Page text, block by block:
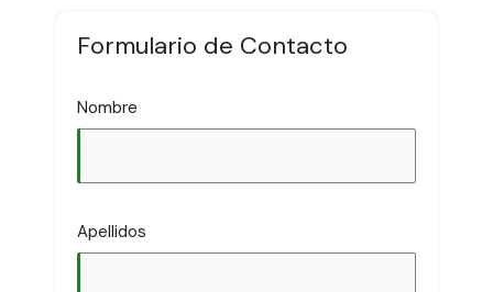
Formulario de Contacto
Nombre
Apellidos